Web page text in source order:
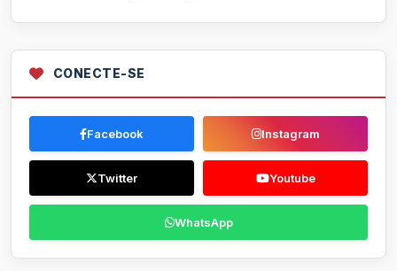
CONECTE-SE
Facebook Instagram
Twitter Youtube
WhatsApp